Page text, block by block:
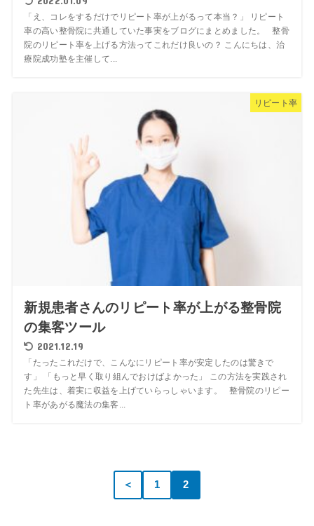
「え、コレをするだけでリピート率が上がるって本当？」 リピート
率の高い整骨院に共通していた事実をブログにまとめました。 整骨
院のリピート率を上げる方法ってこれだけ良いの？ こんにちは、治
療院成功塾を主催して...
リピート率
新規患者さんのリピート率が上がる整骨院
の集客ツール
2021.12.19
「たったこれだけで、こんなにリピート率が安定したのは驚きで
す」 「もっと早く取り組んでおけばよかった」 この方法を実践され
た先生は、着実に収益を上げていらっしゃいます。 整骨院のリピー
ト率があがる魔法の集客...
＜ 1 2